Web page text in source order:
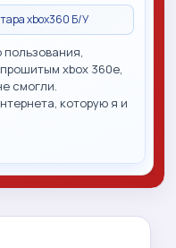
xbox360 Б/У
xbox 360e,
смогли.
которую я и